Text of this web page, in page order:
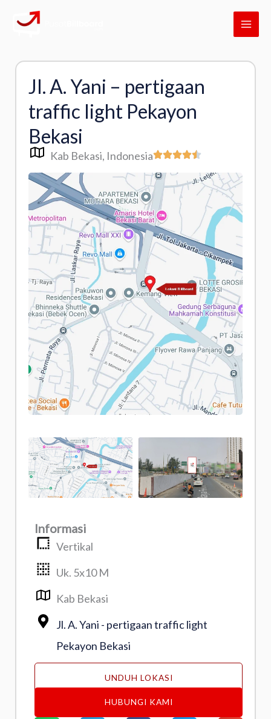
Jl. A. Yani – pertigaan
traffic light Pekayon
Bekasi
Kab Bekasi, Indonesia
Informasi
Vertikal
Uk. 5x10 M
Kab Bekasi
Jl. A. Yani - pertigaan traffic light
Pekayon Bekasi
UNDUH LOKASI
HUBUNGI KAMI